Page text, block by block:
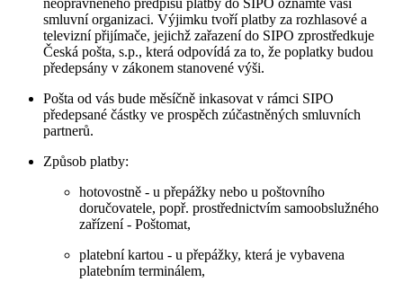
smluvní organizaci. Výjimku tvoří platby za rozhlasové a
televizní přijímače, jejichž zařazení do SIPO zprostředkuje
Česká pošta, s.p., která odpovídá za to, že poplatky budou
předepsány v zákonem stanovené výši.
Pošta od vás bude měsíčně inkasovat v rámci SIPO
předepsané částky ve prospěch zúčastněných smluvních
partnerů.
Způsob platby:
hotovostně - u přepážky nebo u poštovního
doručovatele, popř. prostřednictvím samoobslužného
zařízení - Poštomat,
platební kartou - u přepážky, která je vybavena
platebním terminálem,